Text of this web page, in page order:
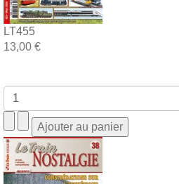
LT455
13,00 €